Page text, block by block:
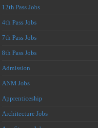
12th Pass Jobs
4th Pass Jobs
7th Pass Jobs
8th Pass Jobs
Admission
ANM Jobs
Apprenticeship
Architecture Jobs